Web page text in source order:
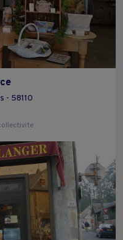
- 58110